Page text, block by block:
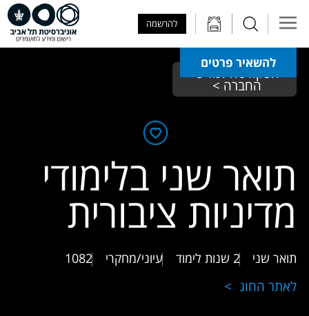
להרשמה
להשאיר פרטים
הפקולטה למדעי
החברה >
תואר שני בלימודי
מדיניות ציבורית
תואר שני 2 שנות לימוד עיוני/מחקרי 1082
לאתר החוג